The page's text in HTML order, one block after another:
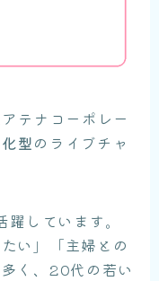
テナコーポレー
型のライブチャ
しています。
い」「主婦との
く、20代の若い